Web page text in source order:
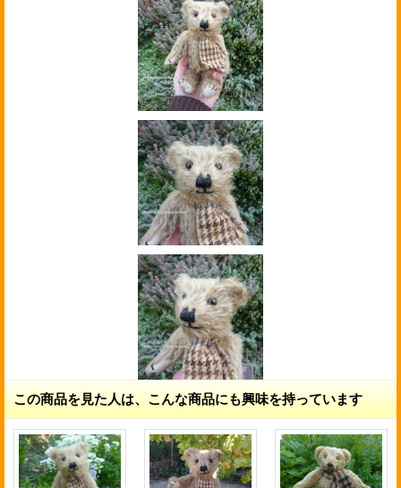
この商品を見た人は、こんな商品にも興味を持っています